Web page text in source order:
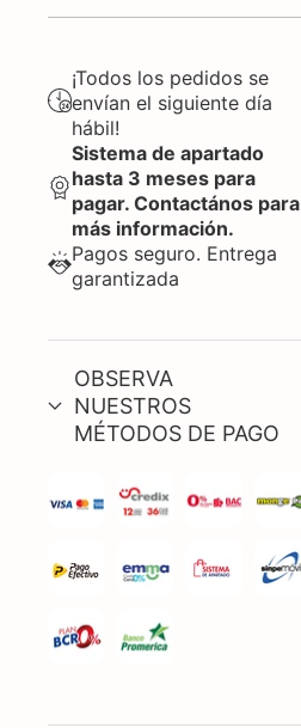
¡Todos los pedidos se
envían el siguiente día
hábil!
Sistema de apartado
hasta 3 meses para
pagar. Contactános para
más información.
Pagos seguro. Entrega
garantizada
OBSERVA
NUESTROS
MÉTODOS DE PAGO